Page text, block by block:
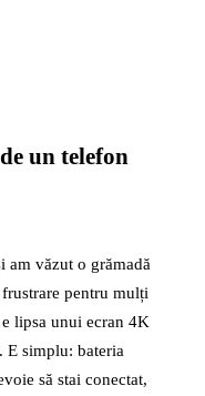
un telefon
am văzut o grămadă
pentru mulți
lipsa unui ecran 4K
E simplu: bateria
să stai conectat,